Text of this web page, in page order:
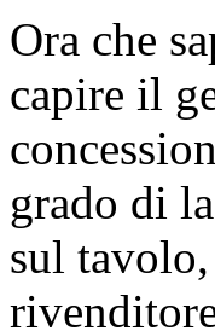
Ora che
capire il
grado di
sul